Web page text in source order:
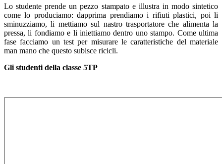
Lo studente prende un pezzo stampato e illustra in modo sintetico
come lo produciamo: dapprima prendiamo i rifiuti plastici, poi li
sminuzziamo, li mettiamo sul nastro trasportatore che alimenta la
pressa, li fondiamo e li iniettiamo dentro uno stampo. Come ultima
fase facciamo un test per misurare le caratteristiche del materiale
man mano che questo subisce ricicli.
Gli studenti della classe 5TP